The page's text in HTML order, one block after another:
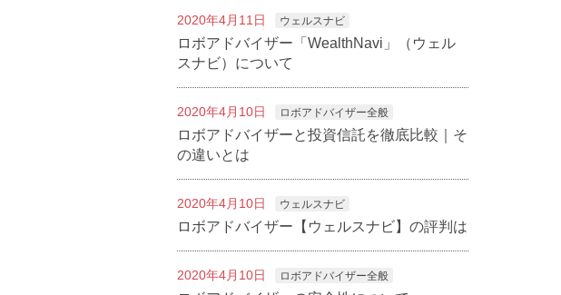
2020年4月11日 ウェルスナビ
ロボアドバイザー「WealthNavi」（ウェル
スナビ）について
2020年4月10日 ロボアドバイザー全般
ロボアドバイザーと投資信託を徹底比較｜そ
の違いとは
2020年4月10日 ウェルスナビ
ロボアドバイザー【ウェルスナビ】の評判は
2020年4月10日 ロボアドバイザー全般